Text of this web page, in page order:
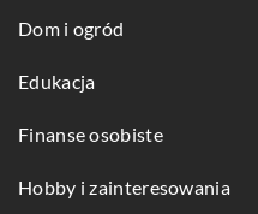
Dom i ogród
Edukacja
Finanse osobiste
Hobby i zainteresowania